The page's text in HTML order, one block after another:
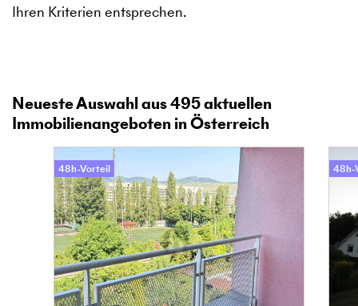
Ihren Kriterien entsprechen.
Neueste Auswahl aus495aktuellen
Immobilienangeboten in Österreich
48h-Vorteil 48h-